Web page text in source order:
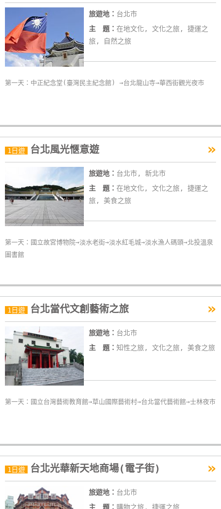
房
Q&A
國
旅
訂
款
合
作
提
案
合
作
廠
商
合
作
旅
商
品
宣
傳
旅遊地： 台北市
主 題： 在地文化, 文化之旅, 捷運之
旅, 自然之旅
第一天：中正紀念堂(臺灣民主紀念館) →台北龍山寺→華西街觀光夜市
1日遊 台北風光愜意遊 »
旅遊地： 台北市, 新北市
主 題： 在地文化, 文化之旅, 捷運之
旅, 美食之旅
第一天：國立故宮博物院→淡水老街→淡水紅毛城→淡水漁人碼頭→北投溫泉
圖書館
1日遊 台北當代文創藝術之旅 »
旅遊地： 台北市
主 題： 知性之旅, 文化之旅, 美食之旅
第一天：國立台灣藝術教育館→草山國際藝術村→台北當代藝術館→士林夜市
1日遊 台北光華新天地商場(電子街) »
旅遊地： 台北市
主 題： 購物之旅, 捷運之旅